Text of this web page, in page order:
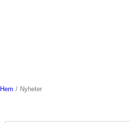
Hem / Nyheter